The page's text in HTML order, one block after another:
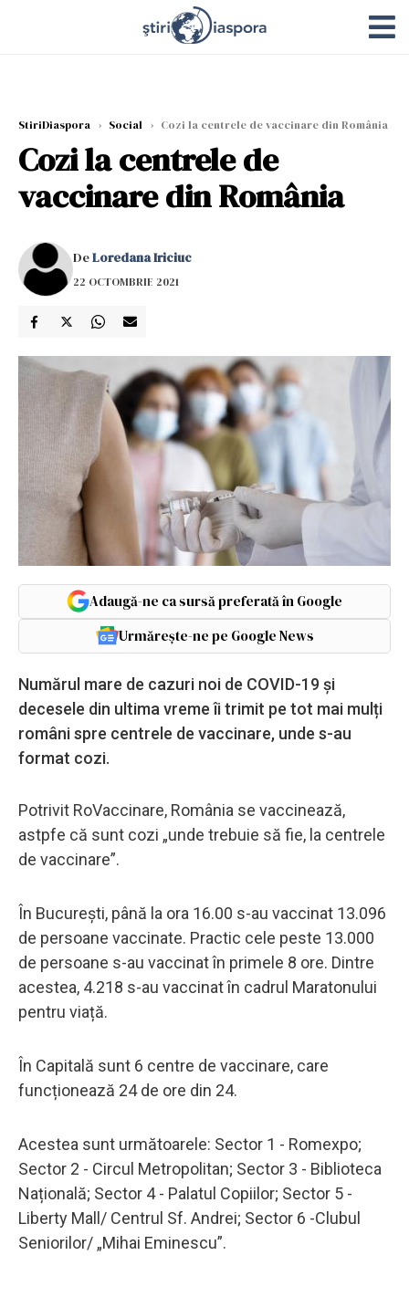
StiriDiaspora › Social › Cozi la centrele de vaccinare din România
Cozi la centrele de
vaccinare din România
DeLoredana Iriciuc
22 OCTOMBRIE 2021
Adaugă-ne ca sursă preferată în Google
Urmărește-ne pe Google News
Numărul mare de cazuri noi de COVID-19 și
decesele din ultima vreme îi trimit pe tot mai mulți
români spre centrele de vaccinare, unde s-au
format cozi.
Potrivit RoVaccinare, România se vaccinează,
astpfe că sunt cozi „unde trebuie să fie, la centrele
de vaccinare”.
În București, până la ora 16.00 s-au vaccinat 13.096
de persoane vaccinate. Practic cele peste 13.000
de persoane s-au vaccinat în primele 8 ore. Dintre
acestea, 4.218 s-au vaccinat în cadrul Maratonului
pentru viață.
În Capitală sunt 6 centre de vaccinare, care
funcționează 24 de ore din 24.
Acestea sunt următoarele: Sector 1 - Romexpo;
Sector 2 - Circul Metropolitan; Sector 3 - Biblioteca
Națională; Sector 4 - Palatul Copiilor; Sector 5 -
Liberty Mall/ Centrul Sf. Andrei; Sector 6 -Clubul
Seniorilor/ „Mihai Eminescu”.